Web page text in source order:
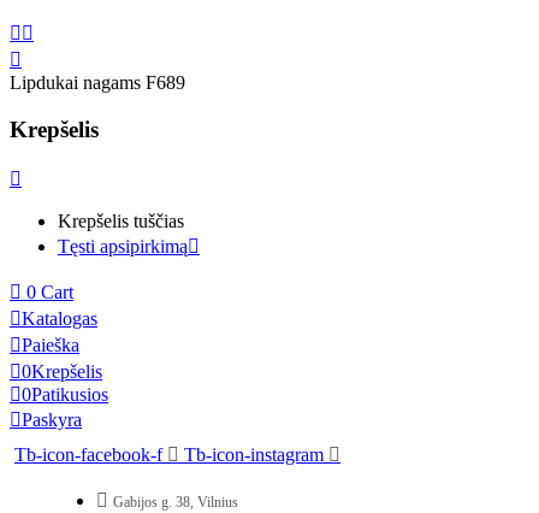
Lipdukai nagams F689
Krepšelis
Krepšelis tuščias
Tęsti apsipirkimą
0 Cart
Katalogas
Paieška
0Krepšelis
0Patikusios
Paskyra
Tb-icon-facebook-f
Tb-icon-instagram
Gabijos g. 38, Vilnius